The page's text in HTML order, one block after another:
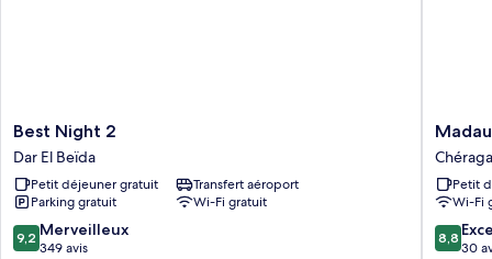
Best
Night
2
Dar
El
Beïda
Best Night 2
Dar El Beïda
Petit déjeuner gratuit
Transfert aéroport
Parking gratuit
Wi-Fi gratuit
9.2
sur
9,2 Merveilleux
349 avis
Hotel
-
Chéraga
Chéraga
Chéraga
Petit
Wi-Fi
8.8
sur
8,8
30